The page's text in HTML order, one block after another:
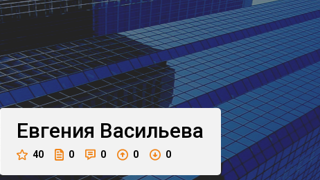
Евгения Васильева
40 0 0 0 0